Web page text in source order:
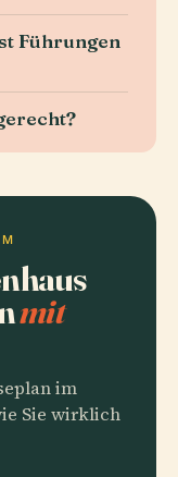
Führungen
mit
im
Sie wirklich